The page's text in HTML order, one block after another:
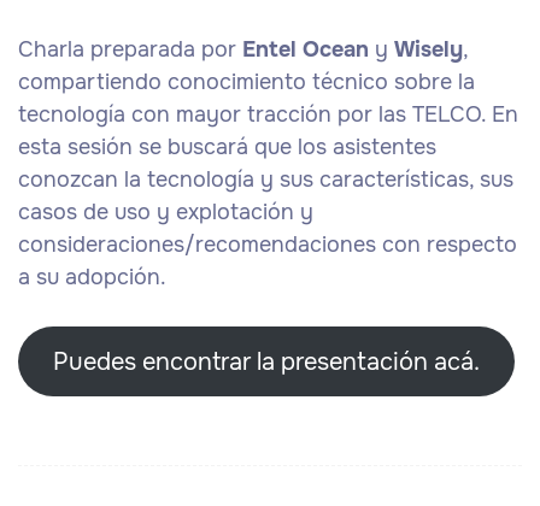
Charla preparada por Entel Ocean y Wisely,
compartiendo conocimiento técnico sobre la
tecnología con mayor tracción por las TELCO. En
esta sesión se buscará que los asistentes
conozcan la tecnología y sus características, sus
casos de uso y explotación y
consideraciones/recomendaciones con respecto
a su adopción.
Puedes encontrar la presentación acá.